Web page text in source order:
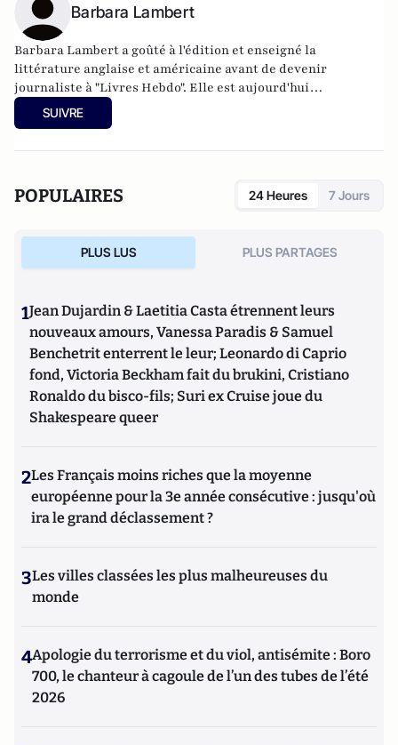
Barbara Lambert
Barbara Lambert a goûté à l'édition et enseigné la
littérature anglaise et américaine avant de devenir
journaliste à "Livres Hebdo". Elle est aujourd'hui
responsable des rubriques société/idées d'Atlantico.fr.
SUIVRE
POPULAIRES 24 Heures 7 Jours
PLUS LUS PLUS PARTAGES
1Jean Dujardin & Laetitia Casta étrennent leurs
nouveaux amours, Vanessa Paradis & Samuel
Benchetrit enterrent le leur; Leonardo di Caprio
fond, Victoria Beckham fait du brukini, Cristiano
Ronaldo du bisco-fils; Suri ex Cruise joue du
Shakespeare queer
2Les Français moins riches que la moyenne
européenne pour la 3e année consécutive : jusqu'où
ira le grand déclassement ?
3Les villes classées les plus malheureuses du
monde
4Apologie du terrorisme et du viol, antisémite : Boro
700, le chanteur à cagoule de l’un des tubes de l’été
2026